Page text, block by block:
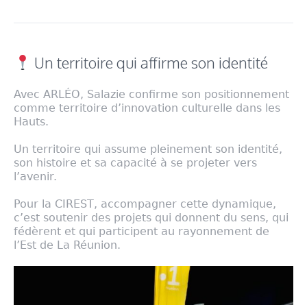
Un territoire qui affirme son identité
Avec ARLÉO, Salazie confirme son positionnement
comme territoire d’innovation culturelle dans les
Hauts.
Un territoire qui assume pleinement son identité,
son histoire et sa capacité à se projeter vers
l’avenir.
Pour la CIREST, accompagner cette dynamique,
c’est soutenir des projets qui donnent du sens, qui
fédèrent et qui participent au rayonnement de
l’Est de La Réunion.